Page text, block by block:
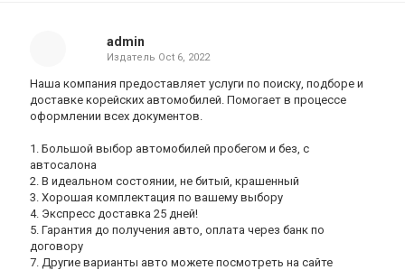
admin
Издатель Oct 6, 2022
Наша компания предоставляет услуги по поиску, подборе и
доставке корейских автомобилей. Помогает в процессе
оформлении всех документов.
1. Большой выбор автомобилей пробегом и без, с
автосалона
2. В идеальном состоянии, не битый, крашенный
3. Хорошая комплектация по вашему выбору
4. Экспресс доставка 25 дней!
5. Гарантия до получения авто, оплата через банк по
договору
7. Другие варианты авто можете посмотреть на сайте